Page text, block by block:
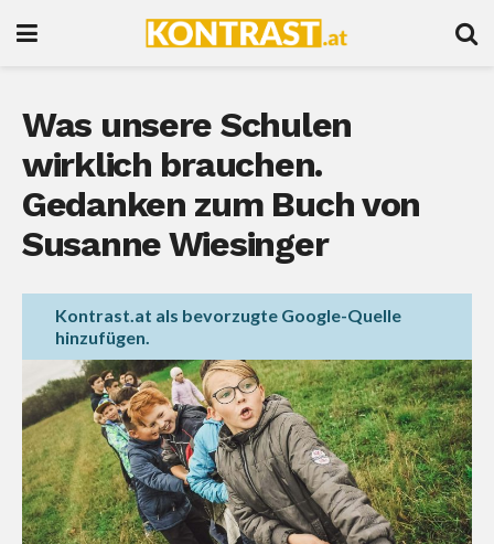
Was unsere Schulen
wirklich brauchen.
Gedanken zum Buch von
Susanne Wiesinger
Kontrast.at als bevorzugte Google-Quelle
hinzufügen.